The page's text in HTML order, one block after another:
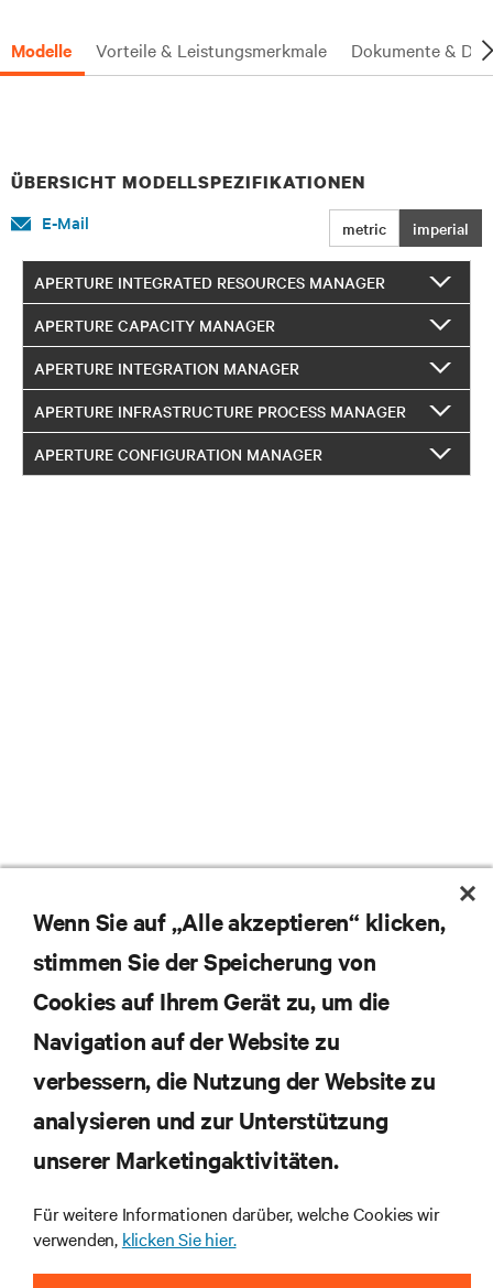
Modelle Vorteile & Leistungsmerkmale Dokumente &
ÜBERSICHT MODELLSPEZIFIKATIONEN
metric imperial
E-Mail
APERTURE INTEGRATED RESOURCES MANAGER
APERTURE CAPACITY MANAGER
APERTURE INTEGRATION MANAGER
APERTURE INFRASTRUCTURE PROCESS MANAGER
APERTURE CONFIGURATION MANAGER
Abonnieren Sie unseren Newsletter und erhalten
die neuesten Technologietrends
Themen der Branche, mit aktuellen Diskussionen
und Einblicken von Experten in das
Rechenzentrums- und Infrastrukturmanagement.
JETZT ANMELDEN
Wenn Sie auf „Alle akzeptieren“ klicken,
stimmen Sie der Speicherung von
Cookies auf Ihrem Gerät zu, um die
Navigation auf der Website zu
verbessern, die Nutzung der Website zu
analysieren und zur Unterstützung
unserer Marketingaktivitäten.
Für weitere Informationen darüber, welche Cookies wir
verwenden, klicken Sie hier.